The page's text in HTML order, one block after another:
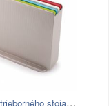
Sada tmavostrieborného stojana so 4…